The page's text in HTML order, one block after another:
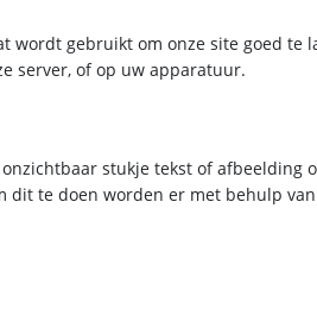
wordt gebruikt om onze site goed
server, of op uw apparatuur.
stukje tekst of afbeelding
dit te doen worden er met behulp